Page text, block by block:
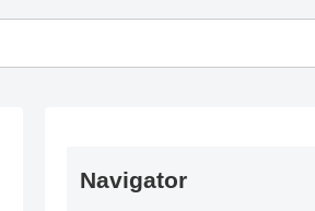
Navigator